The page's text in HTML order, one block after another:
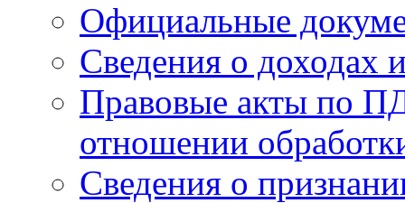
Официальные
Сведения о доходах
Правовые акты по
отношении
Сведения о